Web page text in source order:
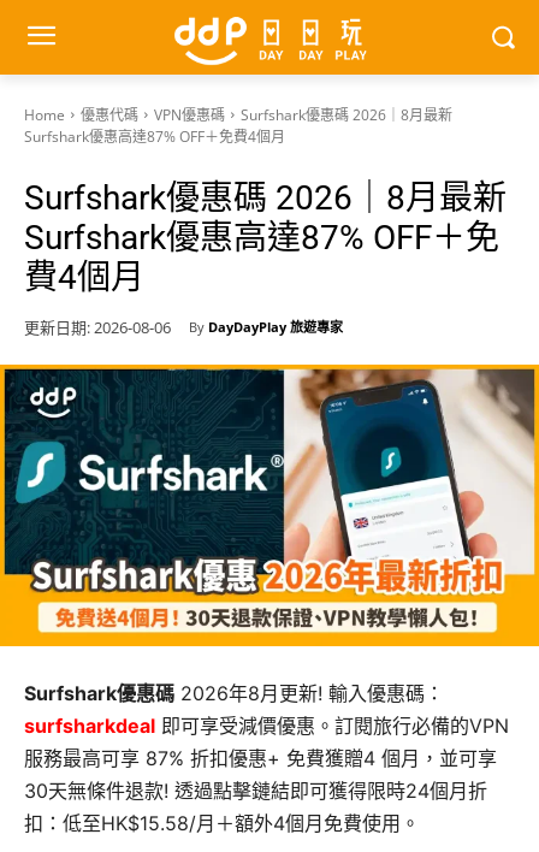
Home 優惠代碼 VPN優惠碼
Surfshark優惠碼 2026｜8月最新
Surfshark優惠高達87% OFF＋免費4個月
Surfshark優惠碼 2026｜8月最新
Surfshark優惠高達87% OFF＋免
費4個月
更新日期:2026-08-06 By DayDayPlay 旅遊專家
Surfshark優惠碼 2026年8月更新! 輸入優惠碼：
surfsharkdeal 即可享受減價優惠。訂閱旅行必備的VPN
服務最高可享 87% 折扣優惠+ 免費獲贈4 個月，並可享
30天無條件退款! 透過點擊鏈結即可獲得限時24個月折
扣：低至HK$15.58/月＋額外4個月免費使用。